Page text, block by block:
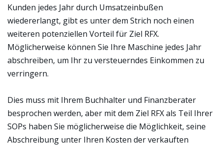
Kunden jedes Jahr durch Umsatzeinbußen
wiedererlangt, gibt es unter dem Strich noch einen
weiteren potenziellen Vorteil für Ziel RFX.
Möglicherweise können Sie Ihre Maschine jedes Jahr
abschreiben, um Ihr zu versteuerndes Einkommen zu
verringern.
Dies muss mit Ihrem Buchhalter und Finanzberater
besprochen werden, aber mit dem Ziel RFX als Teil Ihrer
SOPs haben Sie möglicherweise die Möglichkeit, seine
Abschreibung unter Ihren Kosten der verkauften